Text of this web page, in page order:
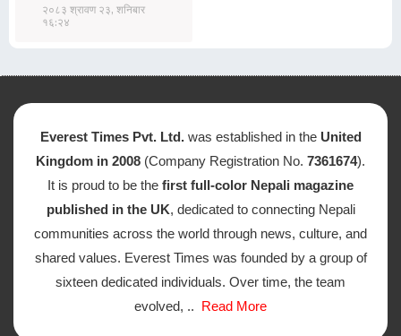
२०८३ श्रावण २३, शनिबार
१६:२४
Everest Times Pvt. Ltd. was established in the United
Kingdom in 2008 (Company Registration No. 7361674).
It is proud to be the first full-color Nepali magazine
published in the UK, dedicated to connecting Nepali
communities across the world through news, culture, and
shared values. Everest Times was founded by a group of
sixteen dedicated individuals. Over time, the team
evolved, .. Read More